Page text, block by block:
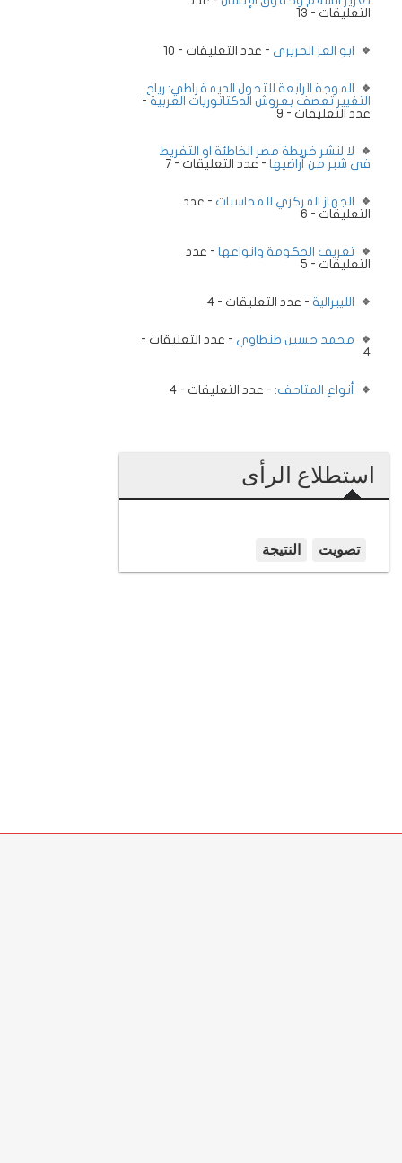
التعليقات - 13
ابو العز الحريرى - عدد التعليقات - 10
الموجة الرابعة للتحول الديمقراطي: رياح
التغيير تعصف بعروش الدكتاتوريات العربية -
عدد التعليقات - 9
لا لنشر خريطة مصر الخاطئة او التفريط
في شبر من أراضيها - عدد التعليقات - 7
الجهاز المركزي للمحاسبات - عدد
التعليقات - 6
تعريف الحكومة وانواعها - عدد
التعليقات - 5
الليبرالية - عدد التعليقات - 4
محمد حسين طنطاوي - عدد التعليقات -
4
أنواع المتاحف: - عدد التعليقات - 4
استطلاع الرأى